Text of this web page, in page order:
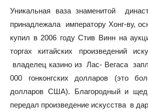
Уникальная ваза знаменитой
принадлежала императору Хонг-ву,
купил в 2006 году Стив Винн на
торгах китайских произведений
владелец казино из Лас- Вегаса
000 гонконгских долларов (это
долларов США). Благородный и
передал произведение искусства в